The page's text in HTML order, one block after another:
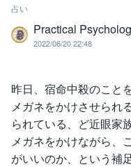
占い
Practical
2022/06/20 22:48
昨日、宿命中殺のこと
メガネをかけさせられ
られている、ど近眼家
メガネをかけながら、
がいいのか、という補